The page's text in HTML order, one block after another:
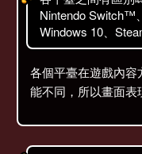
Nintendo Switch™
Windows 10、
各個平臺在遊戲內
能不同，所以畫面表